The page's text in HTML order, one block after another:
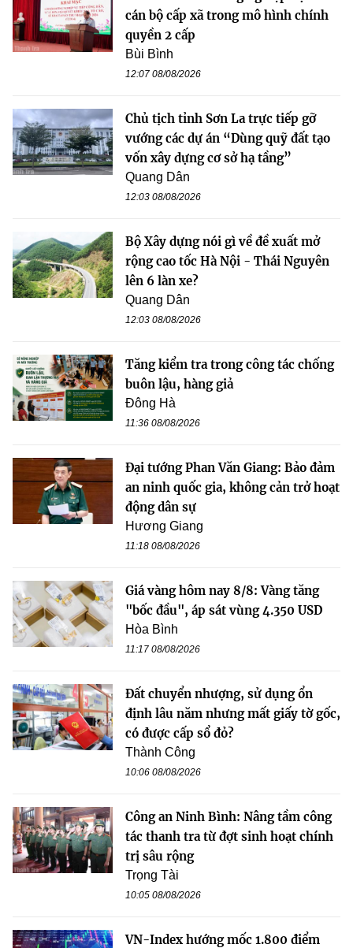
cán bộ cấp xã trong mô hình chính
quyền 2 cấp
Bùi Bình
12:07 08/08/2026
Chủ tịch tỉnh Sơn La trực tiếp gỡ
vướng các dự án “Dùng quỹ đất tạo
vốn xây dựng cơ sở hạ tầng”
Quang Dân
12:03 08/08/2026
Bộ Xây dựng nói gì về đề xuất mở
rộng cao tốc Hà Nội - Thái Nguyên
lên 6 làn xe?
Quang Dân
12:03 08/08/2026
Tăng kiểm tra trong công tác chống
buôn lậu, hàng giả
Đông Hà
11:36 08/08/2026
Đại tướng Phan Văn Giang: Bảo đảm
an ninh quốc gia, không cản trở hoạt
động dân sự
Hương Giang
11:18 08/08/2026
Giá vàng hôm nay 8/8: Vàng tăng
"bốc đầu", áp sát vùng 4.350 USD
Hòa Bình
11:17 08/08/2026
Đất chuyển nhượng, sử dụng ổn
định lâu năm nhưng mất giấy tờ gốc,
có được cấp sổ đỏ?
Thành Công
10:06 08/08/2026
Công an Ninh Bình: Nâng tầm công
tác thanh tra từ đợt sinh hoạt chính
trị sâu rộng
Trọng Tài
10:05 08/08/2026
VN-Index hướng mốc 1.800 điểm